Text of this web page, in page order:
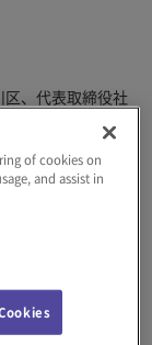
、代表取締役社
り組みに関する
ぐ、「A-（リ
（委員
グローバル経
開示に関するタ
。2020年5月に
of cookies on
and assist in